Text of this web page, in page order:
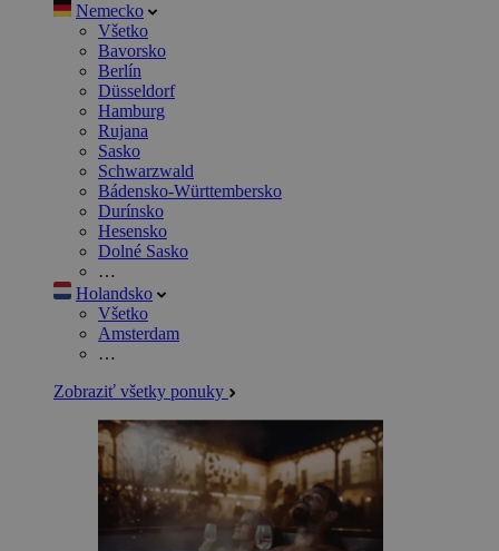
Nemecko
Všetko
Bavorsko
Berlín
Düsseldorf
Hamburg
Rujana
Sasko
Schwarzwald
Bádensko-Württembersko
Durínsko
Hesensko
Dolné Sasko
…
Holandsko
Všetko
Amsterdam
…
Zobraziť všetky ponuky